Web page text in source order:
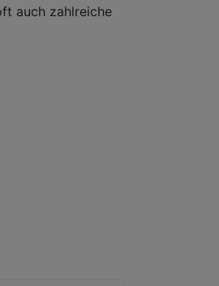
auch zahlreiche